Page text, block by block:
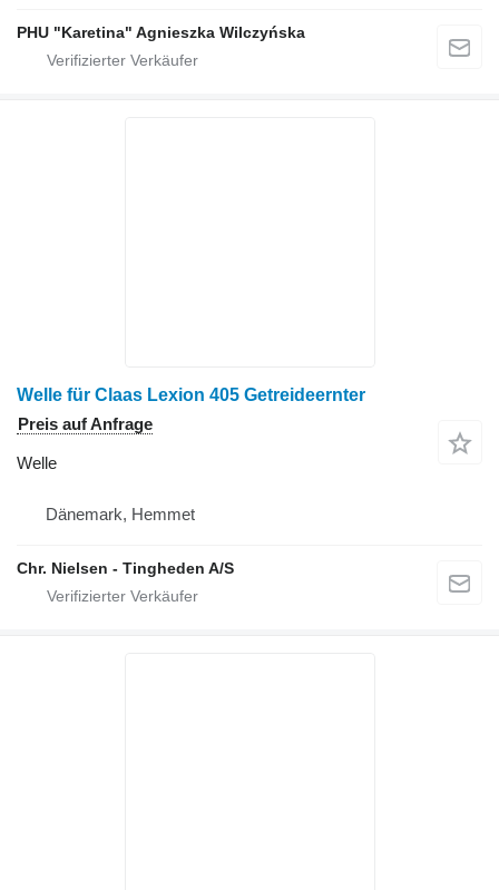
PHU "Karetina" Agnieszka Wilczyńska
Welle für Claas Lexion 405 Getreideernter
Preis auf Anfrage
Welle
Dänemark, Hemmet
Chr. Nielsen - Tingheden A/S